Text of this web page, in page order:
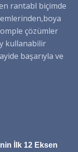
rantabl biçimde
çözümler
kullanabilir
başarıyla ve
İlk 12 Eksen